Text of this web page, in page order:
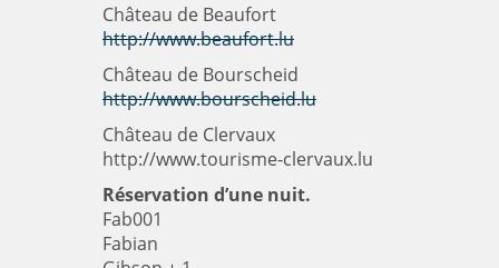
Château de Beaufort
http://www.beaufort.lu
Château de Bourscheid
http://www.bourscheid.lu
Château de Clervaux
http://www.tourisme-clervaux.lu
Réservation d’une nuit.
Fab001
Fabian